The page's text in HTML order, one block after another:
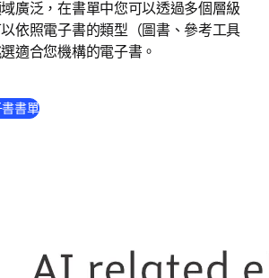
廣泛，在書單中您可以透過多個層級
依照電子書的類型（圖書、參考工具
適合您機構的電子書。
書單(